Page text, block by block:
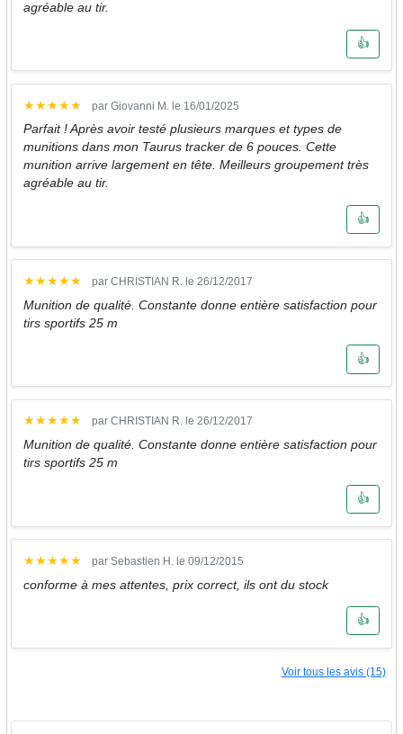
agréable au tir.
👍
★★★★★ par Giovanni M. le 16/01/2025
Parfait ! Après avoir testé plusieurs marques et types de
munitions dans mon Taurus tracker de 6 pouces. Cette
munition arrive largement en tête. Meilleurs groupement très
agréable au tir.
👍
★★★★★ par CHRISTIAN R. le 26/12/2017
Munition de qualité. Constante donne entière satisfaction pour
tirs sportifs 25 m
👍
★★★★★ par CHRISTIAN R. le 26/12/2017
Munition de qualité. Constante donne entière satisfaction pour
tirs sportifs 25 m
👍
★★★★★ par Sebastien H. le 09/12/2015
conforme à mes attentes, prix correct, ils ont du stock
👍
Voir tous les avis (15)